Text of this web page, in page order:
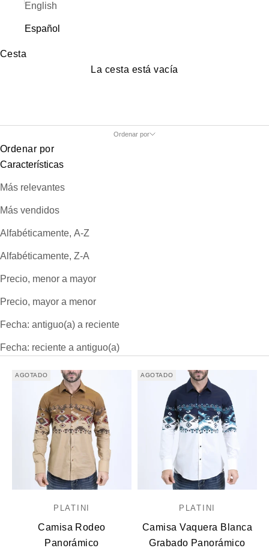
English
Español
Cesta
La cesta está vacía
Ordenar por
Ordenar por
Características
Más relevantes
Más vendidos
Alfabéticamente, A-Z
Alfabéticamente, Z-A
Precio, menor a mayor
Precio, mayor a menor
Fecha: antiguo(a) a reciente
Fecha: reciente a antiguo(a)
AGOTADO
PLATINI
Camisa Rodeo
Panorámico
AGOTADO
PLATINI
Camisa Vaquera Blanca
Grabado Panorámico